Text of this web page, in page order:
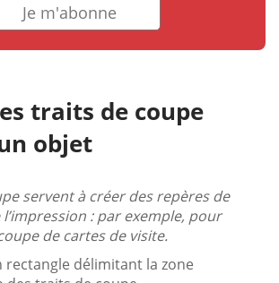
Je m'abonne
traits de coupe
objet
servent à créer des repères de
: par exemple, pour
de cartes de visite.
rectangle délimitant la zone